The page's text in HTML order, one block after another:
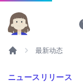
最新动态
ニュースリリース